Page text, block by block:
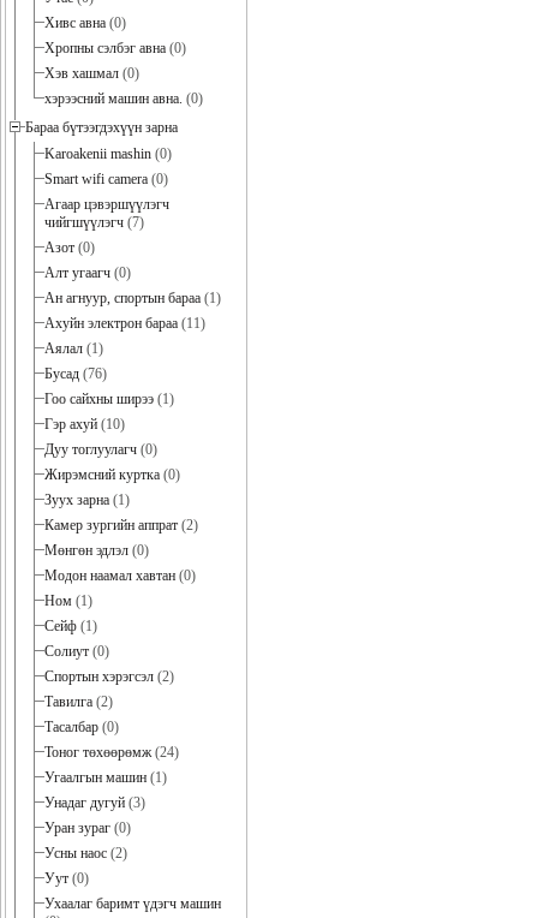
Хивс авна (0)
Хропны сэлбэг авна (0)
Хэв хашмал (0)
хэрээсний машин авна. (0)
Бараа бүтээгдэхүүн зарна
Karoakenii mashin (0)
Smart wifi camera (0)
Агаар цэвэршүүлэгч
чийгшүүлэгч (7)
Азот (0)
Алт угаагч (0)
Ан агнуур, спортын бараа (1)
Ахуйн электрон бараа (11)
Аялал (1)
Бусад (76)
Гоо сайхны ширээ (1)
Гэр ахуй (10)
Дуу тоглуулагч (0)
Жирэмсний куртка (0)
Зуух зарна (1)
Камер зургийн аппрат (2)
Мөнгөн эдлэл (0)
Модон наамал хавтан (0)
Ном (1)
Сейф (1)
Солиут (0)
Спортын хэрэгсэл (2)
Тавилга (2)
Тасалбар (0)
Тоног төхөөрөмж(24)
Угаалгын машин (1)
Унадаг дугуй (3)
Уран зураг (0)
Усны наос (2)
Уут (0)
Ухаалаг баримт үдэгч машин